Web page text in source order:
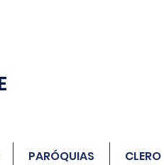
PARÓQUIAS CLERO